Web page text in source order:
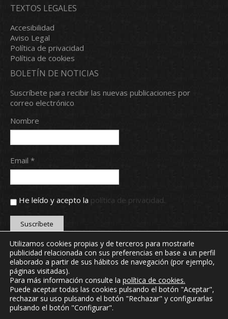
TEXTOS LEGALES
Accesibilidad
Aviso Legal
Política de privacidad
Política de cookies
BOLETÍN DE NOTICIAS
Suscríbete para recibir las nuevas publicaciones por
correo electrónico
Nombre
Email *
He leído y acepto la política de privacidad.
Copyright © 2024 Real Aero Club de León. Todos los
derechos reservados.
webmaster@realaeroclubdeleon.com
INICIO NOTICIAS CONTACTO
MI CLUB
Utilizamos cookies propias y de terceros para mostrarle
publicidad relacionada con sus preferencias en base a un perfil
elaborado a partir de sus hábitos de navegación (por ejemplo,
páginas visitadas).
Para más información consulte la política de cookies.
Puede aceptar todas las cookies pulsando el botón "Aceptar",
rechazar su uso pulsando el botón "Rechazar" y configurarlas
pulsando el botón "Configurar".